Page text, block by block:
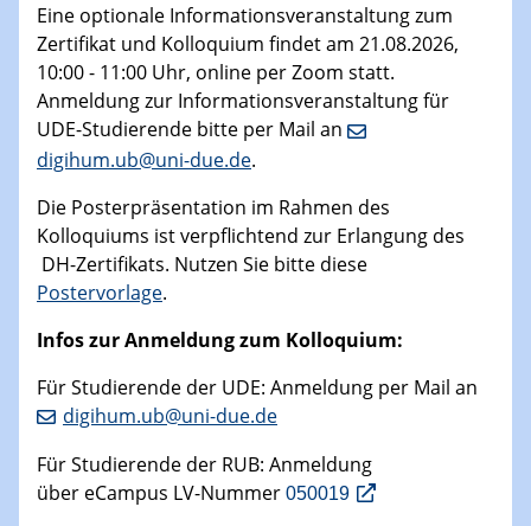
Eine optionale Informationsveranstaltung zum
Zertifikat und Kolloquium findet am 21.08.2026,
10:00 - 11:00 Uhr, online per Zoom statt.
Anmeldung zur Informationsveranstaltung für
UDE-Studierende bitte per Mail an
digihum.ub@uni-due.de.
Die Posterpräsentation im Rahmen des
Kolloquiums ist verpflichtend zur Erlangung des
DH-Zertifikats. Nutzen Sie bitte diese
Postervorlage.
Infos zur Anmeldung zum Kolloquium:
Für Studierende der UDE: Anmeldung per Mail an
digihum.ub@uni-due.de
Für Studierende der RUB: Anmeldung
über eCampus LV-Nummer 050019